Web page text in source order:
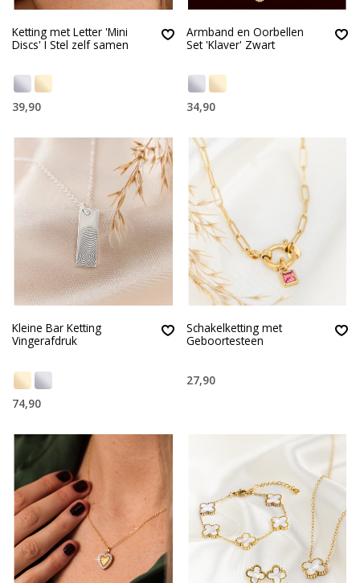
Ketting met Letter 'Mini
Discs' I Stel zelf samen
39,90
Armband en Oorbellen
Set 'Klaver' Zwart
34,90
Kleine Bar Ketting
Vingerafdruk
74,90
Schakelketting met
Geboortesteen
27,90